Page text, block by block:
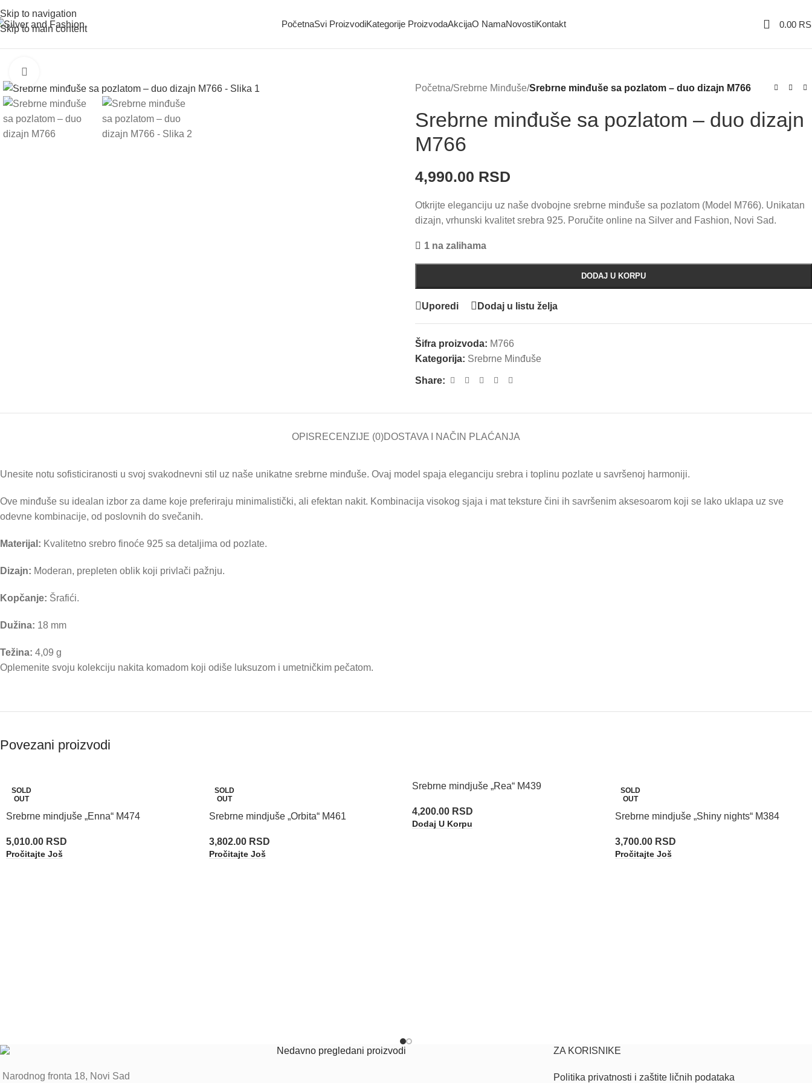
Skip to navigation
Skip to main content
PočetnaSvi ProizvodiKategorije ProizvodaAkcijaO NamaNovostiKontakt 0.00
Početna/Srebrne Minđuše/Srebrne minđuše sa pozlatom – duo dizajn M766
Srebrne minđuše sa pozlatom – duo dizajn
M766
4,990.00 RSD
Otkrijte eleganciju uz naše dvobojne srebrne minđuše sa pozlatom (Model M766). Unikatan
dizajn, vrhunski kvalitet srebra 925. Poručite online na Silver and Fashion, Novi Sad.
1 na zalihama
DODAJ U KORPU
Uporedi Dodaj u listu želja
Šifra proizvoda: M766
Kategorija: Srebrne Minđuše
Share:
OPISRECENZIJE (0)DOSTAVA I NAČIN PLAĆANJA
Unesite notu sofisticiranosti u svoj svakodnevni stil uz naše unikatne srebrne minđuše. Ovaj model spaja eleganciju srebra i toplinu pozlate u savršenoj harmoniji.
Ove minđuše su idealan izbor za dame koje preferiraju minimalistički, ali efektan nakit. Kombinacija visokog sjaja i mat teksture čini ih savršenim aksesoarom koji se lako uklapa uz sve
odevne kombinacije, od poslovnih do svečanih.
Materijal: Kvalitetno srebro finoće 925 sa detaljima od pozlate.
Dizajn: Moderan, prepleten oblik koji privlači pažnju.
Kopčanje: Šrafići.
Dužina: 18 mm
Težina: 4,09 g
Oplemenite svoju kolekciju nakita komadom koji odiše luksuzom i umetničkim pečatom.
Povezani proizvodi
SOLD
OUT
Srebrne mindjuše „Enna“ M474
5,010.00 RSD
Pročitajte Još
SOLD
OUT
Srebrne mindjuše „Orbita“ M461
3,802.00 RSD
Pročitajte Još
Srebrne mindjuše „Rea“ M439
4,200.00 RSD
Dodaj U Korpu
SOLD
OUT
Srebrne mindjuše „Shiny nights“ M384
3,700.00 RSD
Pročitajte Još
Narodnog fronta 18, Novi Sad
Nedavno pregledani proizvodi ZA KORISNIKE
Politika privatnosti i zaštite ličnih podataka